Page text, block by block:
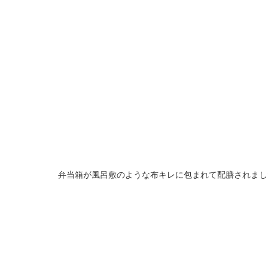
弁当箱が風呂敷のような布キレに包まれて配膳されま